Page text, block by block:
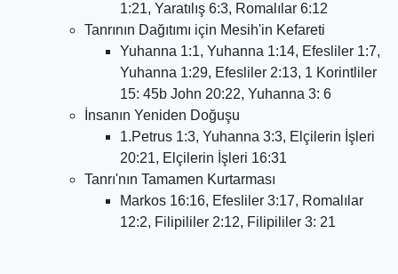
1:21, Yaratılış 6:3, Romalılar 6:12
Tanrının Dağıtımı için Mesih'in Kefareti
Yuhanna 1:1, Yuhanna 1:14, Efesliler 1:7,
Yuhanna 1:29, Efesliler 2:13, 1 Korintliler
15: 45b John 20:22, Yuhanna 3: 6
İnsanın Yeniden Doğuşu
1.Petrus 1:3, Yuhanna 3:3, Elçilerin İşleri
20:21, Elçilerin İşleri 16:31
Tanrı'nın Tamamen Kurtarması
Markos 16:16, Efesliler 3:17, Romalılar
12:2, Filipililer 2:12, Filipililer 3: 21